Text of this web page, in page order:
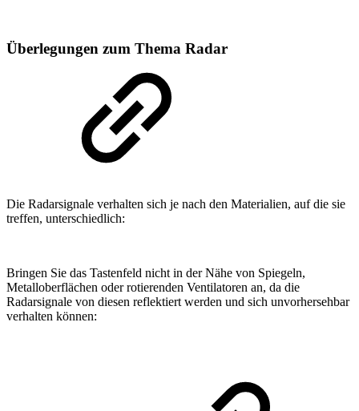
Überlegungen zum Thema Radar
Die Radarsignale verhalten sich je nach den Materialien, auf die sie
treffen, unterschiedlich:
Bringen Sie das Tastenfeld nicht in der Nähe von Spiegeln,
Metalloberflächen oder rotierenden Ventilatoren an, da die
Radarsignale von diesen reflektiert werden und sich unvorhersehbar
verhalten können: